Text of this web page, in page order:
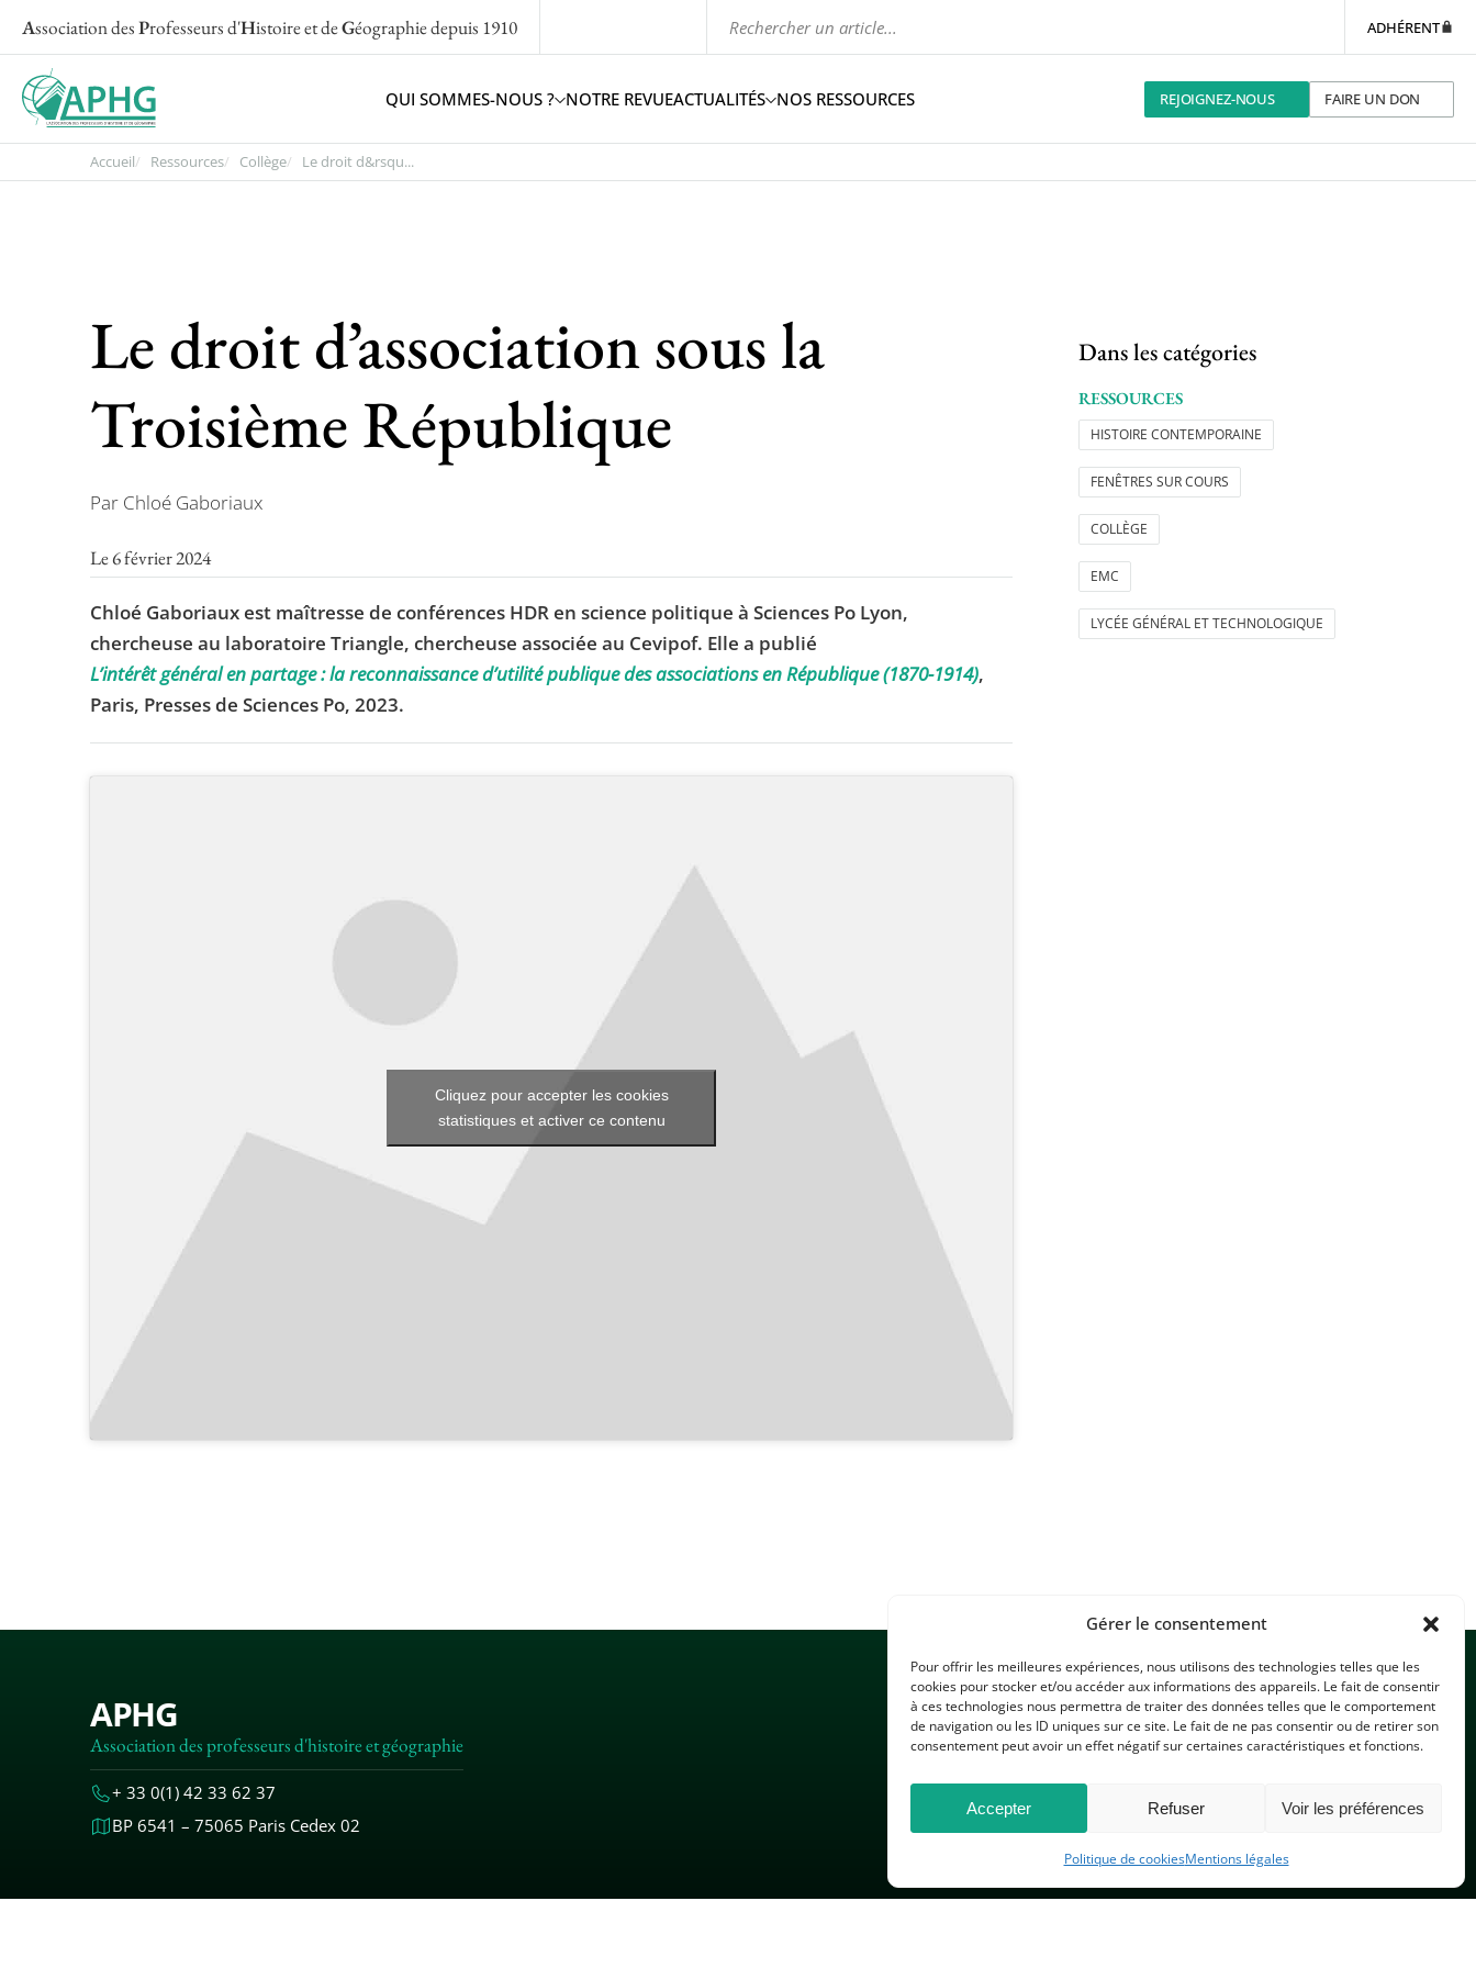
Gérer le consentement
Pour offrir les meilleures expériences, nous utilisons des technologies telles que les
cookies pour stocker et/ou accéder aux informations des appareils. Le fait de consentir
à ces technologies nous permettra de traiter des données telles que le comportement
de navigation ou les ID uniques sur ce site. Le fait de ne pas consentir ou de retirer son
consentement peut avoir un effet négatif sur certaines caractéristiques et fonctions.
Accepter Refuser Voir les préférences
Politique de cookiesMentions légales
Association desProfesseurs d'Histoire et deGéographiedepuis 1910 ADHÉRENT
QUI SOMMES-NOUS ? NOTRE REVUEACTUALITÉS NOS RESSOURCES REJOIGNEZ-NOUS FAIRE UN DON
Accueil Ressources Collège Le droit d&rsqu...
Le droit d’association sous la
Troisième République
Par Chloé Gaboriaux
Le 6 février 2024
Chloé Gaboriaux est maîtresse de conférences HDR en science politique à Sciences Po Lyon,
chercheuse au laboratoire Triangle, chercheuse associée au Cevipof. Elle a publié
L’intérêt général en partage : la reconnaissance d’utilité publique des associations en République (1870-1914),
Paris, Presses de Sciences Po, 2023.
Cliquez pour accepter les cookies
statistiques et activer ce contenu
Dans les catégories
RESSOURCES
HISTOIRE CONTEMPORAINE
FENÊTRES SUR COURS
COLLÈGE
EMC
LYCÉE GÉNÉRAL ET TECHNOLOGIQUE
APHG
Association des professeurs d'histoire et géographie
+ 33 0(1) 42 33 62 37
BP 6541 – 75065 Paris Cedex 02